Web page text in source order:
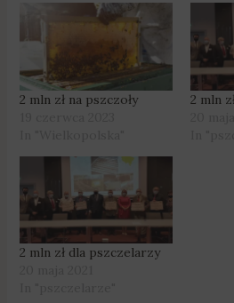
2 mln zł na pszczoły
2 mln
2 mln zł dla pszczelarzy